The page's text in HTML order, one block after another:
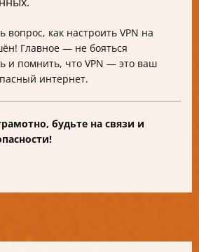
как настроить VPN на
Главное — не бояться
и помнить, что VPN — это ваш
интернет.
будьте на связи и